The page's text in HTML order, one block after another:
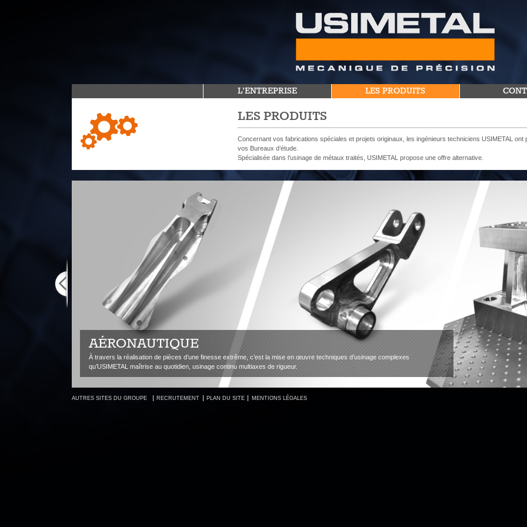
L'ENTREPRISE LES PRODUITS
LES PRODUITS
Concernant vos fabrications spéciales et projets originaux, les ingénieurs techniciens USIMETAL
vos Bureaux d’étude.
Spécialisée dans l’usinage de métaux traités, USIMETAL propose une offre alternative.
AÉRONAUTIQUE
À travers la réalisation de pièces d’une finesse extrême, c’est la mise en œuvre techniques d’usinage complexes
qu’USIMETAL maîtrise au quotidien, usinage continu multiaxes de rigueur.
AUTRES SITES DU GROUPE RECRUTEMENT PLAN DU SITE MENTIONS LÉGALES